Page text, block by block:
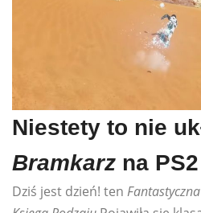
Niestety to nie
Bramkarz na PS2
Dziś jest dzień! ten